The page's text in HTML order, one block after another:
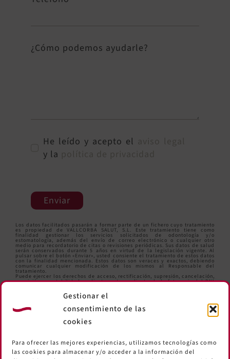
Gestionar el
consentimiento de las
cookies
Para ofrecer las mejores experiencias, utilizamos tecnologías como
las cookies para almacenar y/o acceder a la información del
¿Cómo podemos ayudarle?
He leído y acepto el
y la
Enviar
Los datos facilitados pasarán a formar parte de un fichero cuyo tratamiento
es propiedad de VALLCORBA SALUT, S.L. Este tratamiento tiene como
finalidad gestionar los servicios solicitados de odontología y/o
estomatología, además del envío de correo electrónico o cualquier otro
medio para recordatorio de citas o revisiones periódicas. Sus datos de salud
serán conservados durante 5 años en virtud de la legislación vigente. Al
pulsar sobre el botón «Enviar», usted consiente el tratamiento de estos datos
con la finalidad mencionada. Estos datos son veraces y exactos, debiendo
comunicar cualquier modificación de los mismos al Responsable del
tratamiento.
Puede ejercer los derechos de acceso, rectificación, supresión, cancelación,
oposición y portabilidad mediante carta y adjuntando la fotocopia del DNI
enviando un correo electrónico a informacio@clinicavallcorba.com